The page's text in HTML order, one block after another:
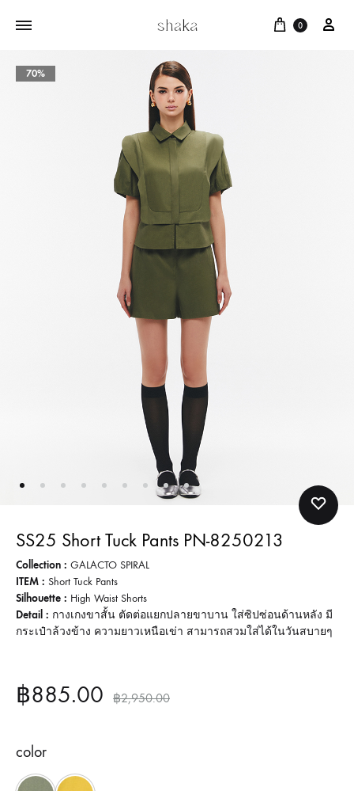
Cart
0
70%
SS25 Short Tuck Pants PN-8250213
Collection : GALACTO SPIRAL
ITEM : Short Tuck Pants
Silhouette : High Waist Shorts
Detail : กางเกงขาสั้น ตัดต่อแยกปลายขาบาน ใส่ซิปซ่อนด้านหลัง มี
กระเป๋าล้วงข้าง ความยาวเหนือเข่า สามารถสวมใส่ได้ในวันสบายๆ
฿885.00 ฿2,950.00
color